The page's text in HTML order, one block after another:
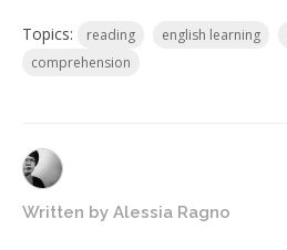
Topics: reading english learning
comprehension
Written by Alessia Ragno